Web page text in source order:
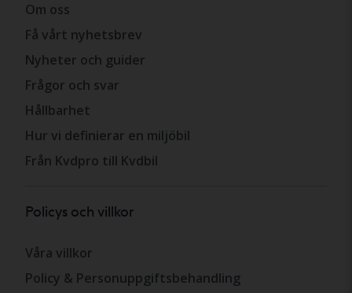
Om oss
Få vårt nyhetsbrev
Nyheter och guider
Frågor och svar
Hållbarhet
Hur vi definierar en miljöbil
Från Kvdpro till Kvdbil
Policys och villkor
Våra villkor
Policy & Personuppgiftsbehandling